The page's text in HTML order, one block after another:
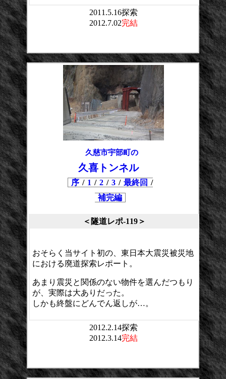
2011.5.16探索
2012.7.02完結
久慈市宇部町の
久喜トンネル
序 / 1 / 2 / 3 / 最終回 /
補完編
＜隧道レポ-119＞
おそらく当サイト初の、東日本大震災被災地
における廃道探索レポート。
あまり震災と関係のない物件を選んだつもり
が、実際は大ありだった。
しかも終盤にどんでん返しが…。
2012.2.14探索
2012.3.14完結